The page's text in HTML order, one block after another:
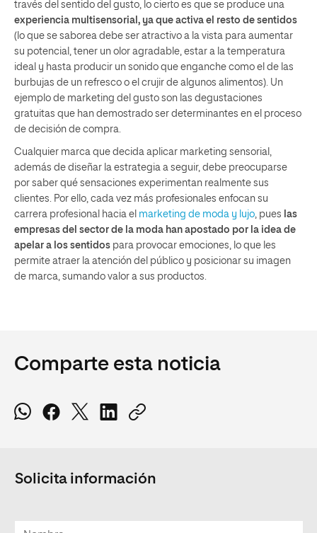
través del sentido del gusto, lo cierto es que se produce una
experiencia multisensorial, ya que activa el resto de sentidos
(lo que se saborea debe ser atractivo a la vista para aumentar
su potencial, tener un olor agradable, estar a la temperatura
ideal y hasta producir un sonido que enganche como el de las
burbujas de un refresco o el crujir de algunos alimentos). Un
ejemplo de marketing del gusto son las degustaciones
gratuitas que han demostrado ser determinantes en el proceso
de decisión de compra.
Cualquier marca que decida aplicar marketing sensorial,
además de diseñar la estrategia a seguir, debe preocuparse
por saber qué sensaciones experimentan realmente sus
clientes. Por ello, cada vez más profesionales enfocan su
carrera profesional hacia el marketing de moda y lujo , pues las
empresas del sector de la moda han apostado por la idea de
apelar a los sentidos para provocar emociones, lo que les
permite atraer la atención del público y posicionar su imagen
de marca, sumando valor a sus productos.
Comparte esta noticia
Solicita información